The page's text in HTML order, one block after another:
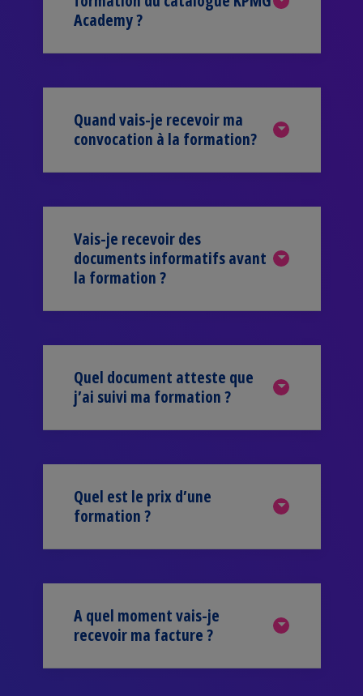
Academy ?
Quand vais-je recevoir ma
convocation à la formation?
Vais-je recevoir des
documents informatifs avant
la formation ?
Quel document atteste que
j’ai suivi ma formation ?
Quel est le prix d’une
formation ?
A quel moment vais-je
recevoir ma facture ?